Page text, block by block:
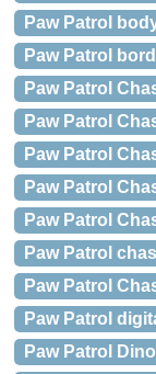
Paw Patrol
Paw Patrol
Paw Patrol
Paw Patrol
Paw Patrol
Paw Patrol
Paw Patrol
Paw Patrol
Paw Patrol
Paw Patrol
Paw Patrol